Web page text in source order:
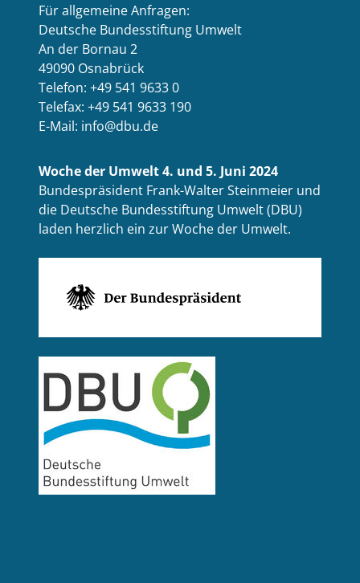
Für allgemeine Anfragen:
Deutsche Bundesstiftung Umwelt
An der Bornau 2
49090 Osnabrück
Telefon: +49 541 9633 0
Telefax: +49 541 9633 190
E-Mail: info@dbu.de
Woche der Umwelt 4. und 5. Juni 2024
Bundespräsident Frank-Walter Steinmeier und
die Deutsche Bundesstiftung Umwelt (DBU)
laden herzlich ein zur Woche der Umwelt.